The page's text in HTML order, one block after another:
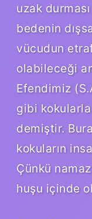
uzak
bedenin
vücudun
olabileceği
Efendimiz
gibi
demiştir.
kokuların
Çünkü
huşu içinde